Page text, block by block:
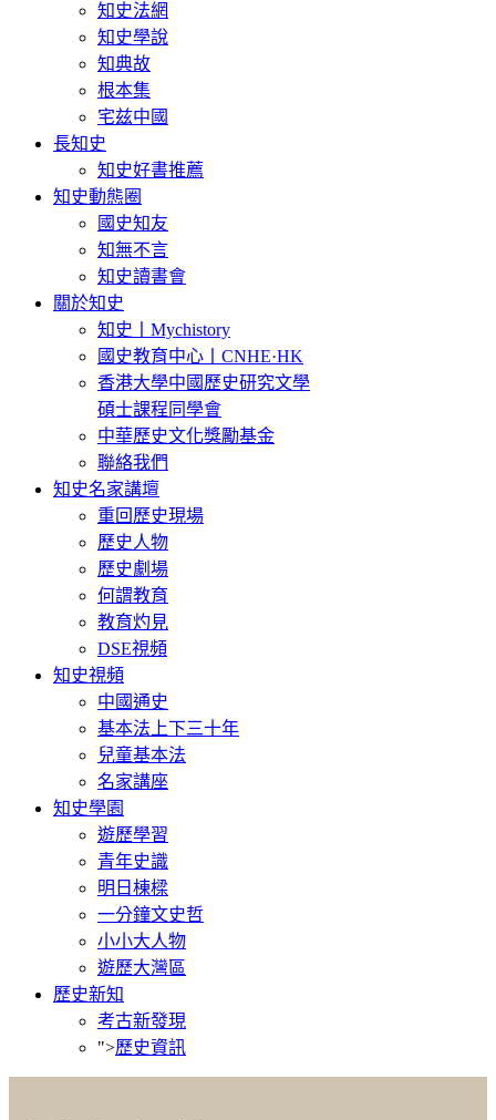
知史法網
知史學說
知典故
根本集
宅兹中國
長知史
知史好書推薦
知史動態圈
國史知友
知無不言
知史讀書會
關於知史
知史丨Mychistory
國史教育中心丨CNHE·HK
香港大學中國歷史研究文學
碩士課程同學會
中華歷史文化獎勵基金
聯絡我們
知史名家講壇
重回歷史現場
歷史人物
歷史劇場
何謂教育
教育灼見
DSE視頻
知史視頻
中國通史
基本法上下三十年
兒童基本法
名家講座
知史學園
遊歷學習
青年史識
明日棟樑
一分鐘文史哲
小小大人物
遊歷大灣區
歷史新知
考古新發現
">歷史資訊